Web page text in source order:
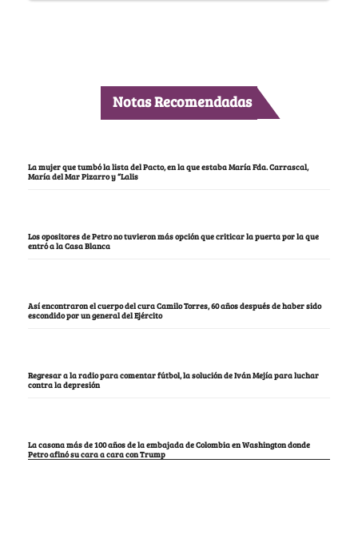
Notas Recomendadas
La mujer que tumbó la lista del Pacto, en la que estaba María Fda. Carrascal,
María del Mar Pizarro y “Lalis
Los opositores de Petro no tuvieron más opción que criticar la puerta por la que
entró a la Casa Blanca
Así encontraron el cuerpo del cura Camilo Torres, 60 años después de haber sido
escondido por un general del Ejército
Regresar a la radio para comentar fútbol, la solución de Iván Mejía para luchar
contra la depresión
La casona más de 100 años de la embajada de Colombia en Washington donde
Petro afinó su cara a cara con Trump